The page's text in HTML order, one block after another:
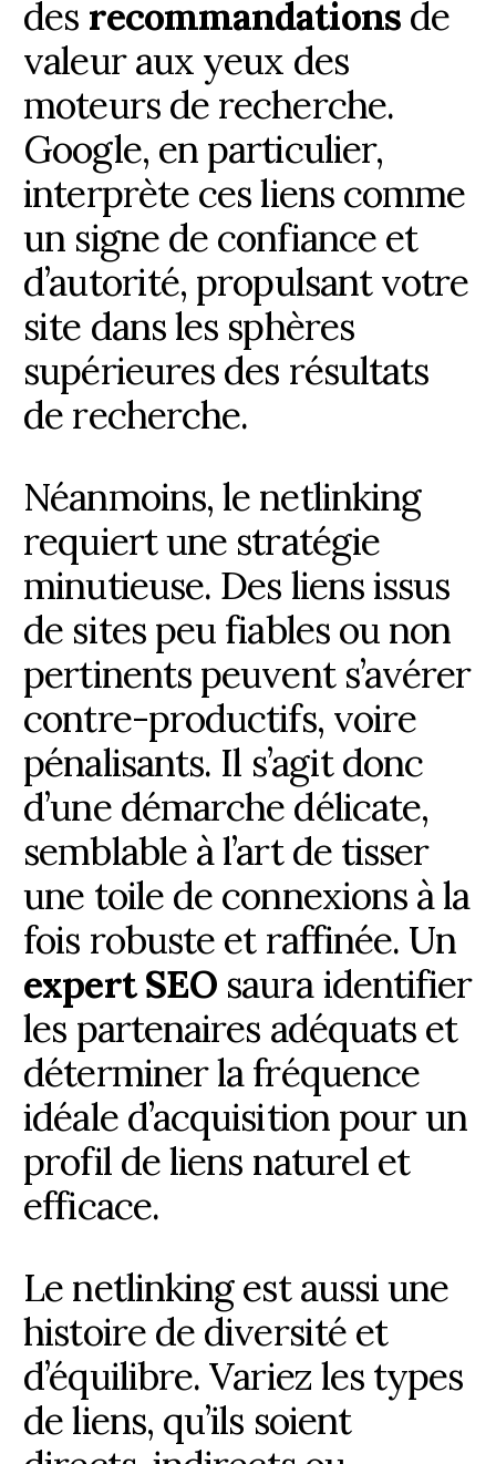
des recommandationsde
valeur aux yeux des
moteurs de recherche.
Google, en particulier,
interprète ces liens comme
un signe de confiance et
d’autorité, propulsant votre
site dans les sphères
supérieures des résultats
de recherche.
Néanmoins, le netlinking
requiert une stratégie
minutieuse. Des liens issus
de sites peu fiables ou non
pertinents peuvent s’avérer
contre-productifs, voire
pénalisants. Il s’agit donc
d’une démarche délicate,
semblable à l’art de tisser
une toile de connexions à la
fois robuste et raffinée. Un
expert SEO saura identifier
les partenaires adéquats et
déterminer la fréquence
idéale d’acquisition pour un
profil de liens naturel et
efficace.
Le netlinking est aussi une
histoire de diversité et
d’équilibre. Variez les types
de liens, qu’ils soient